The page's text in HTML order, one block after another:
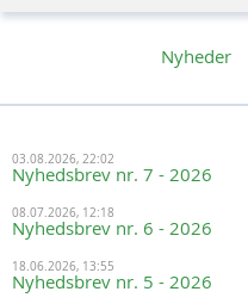
Nyheder
03.08.2026, 22:02
Nyhedsbrev nr. 7 - 2026
08.07.2026, 12:18
Nyhedsbrev nr. 6 - 2026
18.06.2026, 13:55
Nyhedsbrev nr. 5 - 2026